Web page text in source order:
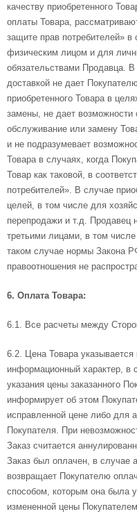
качеству приобретенного
оплаты Товара,
защите прав потребителей» в
физическим лицом и для
обязательствами Продавца.
доставкой не дает
приобретенного Товара в
замены, не дает возможности
обслуживание или замену
и не подразумевает
Товара в случаях, когда
Товар как таковой, в
потребителей». В случае
целей, в том числе для
перепродажи и т.д. Продавец
третьими лицами, в том
таком случае нормы Закона
правоотношения не
6. Оплата Товара:
6.1. Все расчеты между
6.2. Цена Товара указывается
информационный характер, в
указания цены заказанного
информирует об этом
исправленной цене либо для
Покупателя. При
Заказ считается
Заказ был оплачен, в случае
возвращает Покупателю
способом, которым она была
измененной цены